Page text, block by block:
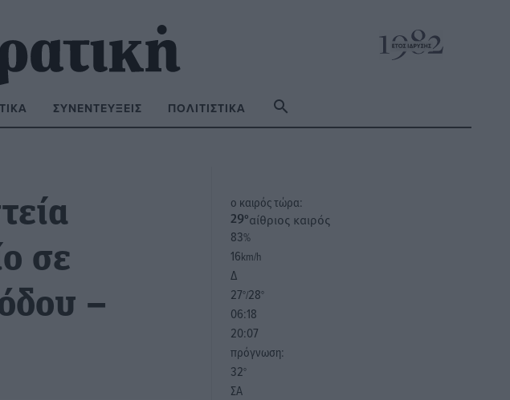
ΣΥΝΕΝΤΕΎΞΕΙΣ ΠΟΛΙΤΙΣΤΙΚΆ
σε
–
o καιρός τώρα:
29°αίθριος καιρός
83%
16km/h
Δ
27°/28°
06:18
20:07
πρόγνωση:
32°
ΣΑ